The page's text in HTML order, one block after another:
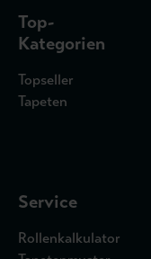
Top-
Kategorien
Topseller
Tapeten
Service
Rollenkalkulator